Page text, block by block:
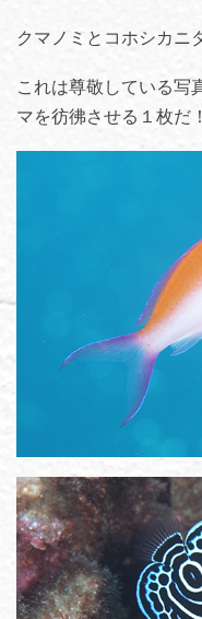
クマノミとコホシカニ
これは尊敬している写
マを彷彿させる１枚だ！